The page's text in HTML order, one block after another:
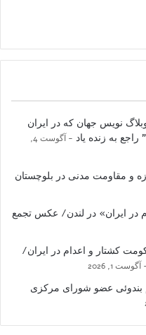
نویس جهان که در ایران
به زنده یاد
آگوست 4,
و مقاومت مدنی در بلوچستان
در ایران» در لندن/ عکس تجمع
کشتار و اعدام در ایران/
آگوست 1, 2026
بندوئی عضو شورای مرکزی